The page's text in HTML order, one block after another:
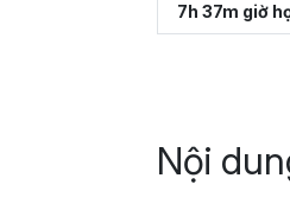
7h 37m giờ
Nội